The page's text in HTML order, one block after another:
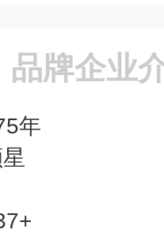
品牌企业
年